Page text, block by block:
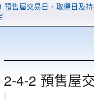
預售屋交易日、取得日及
2-4-2 預售屋